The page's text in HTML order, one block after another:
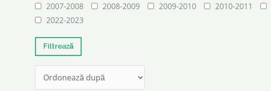
2007-2008
2008-2009 2009-2010 2010-2011
2022-2023